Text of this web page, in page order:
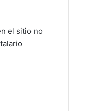
el sitio no